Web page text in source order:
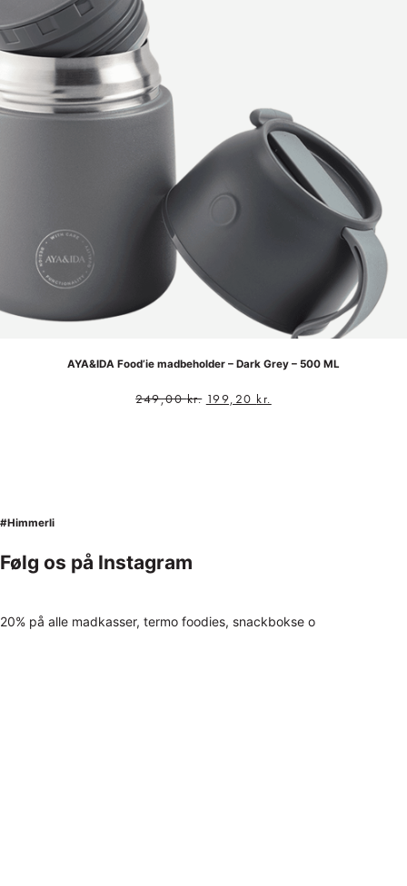
AYA&IDA Food’ie madbeholder – Dark Grey – 500 ML
249,00kr. 199,20 kr.
#Himmerli
Følg os på Instagram
20% på alle madkasser, termo foodies, snackbokse o